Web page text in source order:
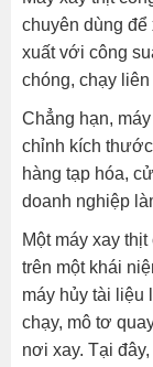
chuyên dùng
xuất với công
chóng, chạy
Chẳng hạn,
chỉnh kích
hàng tạp hóa,
doanh nghiệp
Một máy xay
trên một khái
máy hủy tài liệu
chạy, mô tơ
nơi xay. Tại